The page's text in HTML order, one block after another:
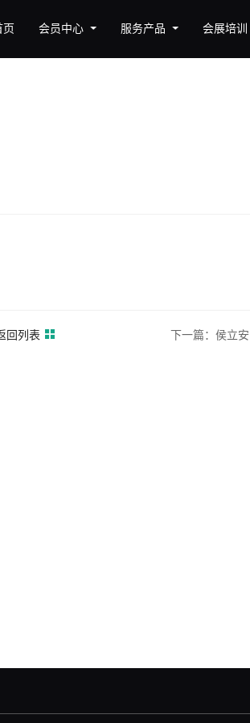
页 会员中心 服务产品 会展培训
回列表